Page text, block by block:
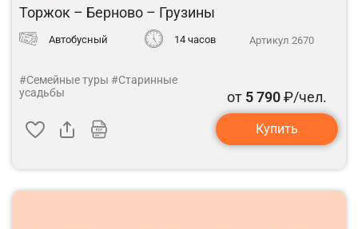
Торжок – Берново – Грузины
Автобусный 14 часов Артикул 2670
#Семейные туры #Старинные
усадьбы
от 5 790₽/чел.
Купить